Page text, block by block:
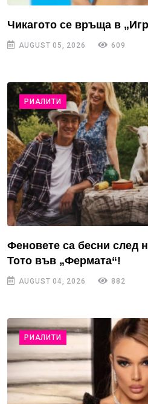
Чикагото се връща в
AUGUST 05, 2026 609
РИАЛИТИ
Феновете са бесни след
Тото във „Фермата“!
AUGUST 04, 2026 882
РИАЛИТИ